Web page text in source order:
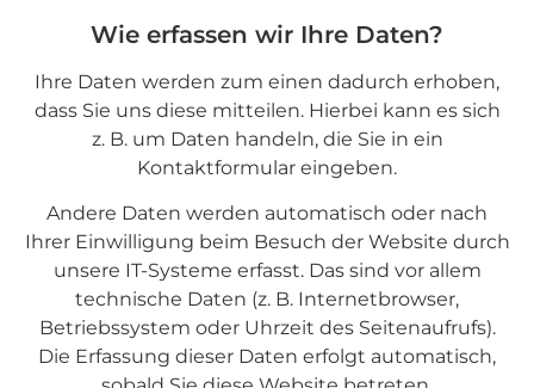
Wie erfassen wir Ihre Daten?
Ihre Daten werden zum einen dadurch erhoben,
dass Sie uns diese mitteilen. Hierbei kann es sich
z. B. um Daten handeln, die Sie in ein
Kontaktformular eingeben.
Andere Daten werden automatisch oder nach
Ihrer Einwilligung beim Besuch der Website durch
unsere IT-Systeme erfasst. Das sind vor allem
technische Daten (z. B. Internetbrowser,
Betriebssystem oder Uhrzeit des Seitenaufrufs).
Die Erfassung dieser Daten erfolgt automatisch,